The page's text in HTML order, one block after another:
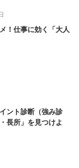
！仕事に効く「大人
ント診断（強み診
長所」を見つけよ